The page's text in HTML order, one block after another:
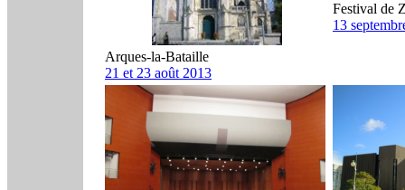
Arques-la-Bataille
21 et 23 août 2013
Festival de
13